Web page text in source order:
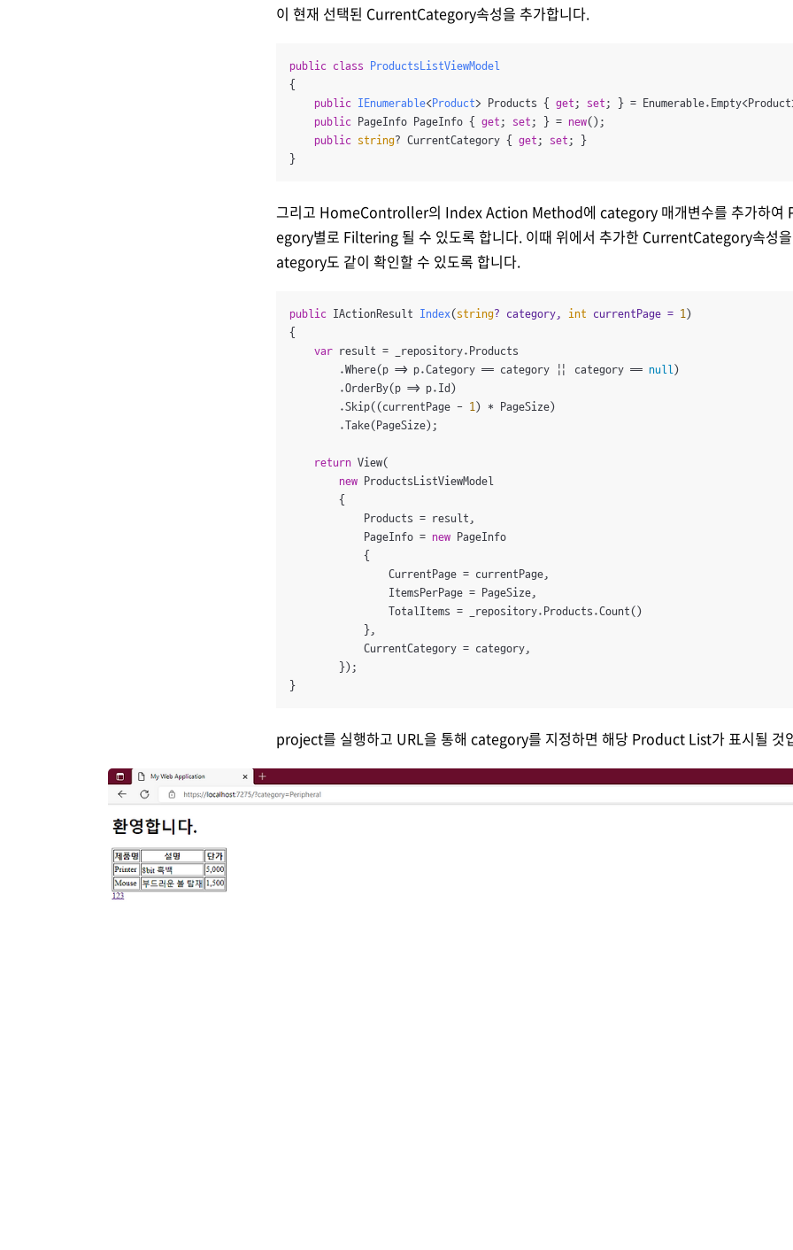
이 현재 선택된 CurrentCategory속성을 추가합니다.
public class
ProductsListViewModel
{
public IEnumerable<Product> Products { get ; set ; } =
public PageInfo PageInfo { get ; set ; } = new();
public string? CurrentCategory { get ; set ; }
}
그리고 HomeController의 Index Action Method에 category 매개변수를 추가하여
egory별로 Filtering 될 수 있도록 합니다. 이때 위에서 추가한 CurrentCategory속성
ategory도 같이 확인할 수 있도록 합니다.
public IActionResult Index(string? category, int currentPage = 1)
{
var result = _repository.Products
        .Where(p => p.Category == category || category ==
null)
        .OrderBy(p => p.Id)
        .Skip((currentPage -
1) * PageSize)
        .Take(PageSize);
return View(
new ProductsListViewModel
        {
            Products = result,
            PageInfo =
new PageInfo
            {
                CurrentPage = currentPage,
                ItemsPerPage = PageSize,
                TotalItems = _repository.Products.Count()
            },
            CurrentCategory = category,
        });
}
project를 실행하고 URL을 통해 category를 지정하면 해당 Product List가 표시될 것